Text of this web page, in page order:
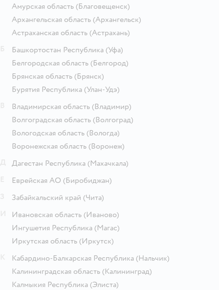
Амурская область (Благовещенск)
Архангельская область (Архангельск)
Астраханская область (Астрахань)
Башкортостан Республика (Уфа)
Белгородская область (Белгород)
Брянская область (Брянск)
Бурятия Республика (Улан-Удэ)
Владимирская область (Владимир)
Волгоградская область (Волгоград)
Вологодская область (Вологда)
Воронежская область (Воронеж)
Дагестан Республика (Махачкала)
Еврейская АО (Биробиджан)
Забайкальский край (Чита)
Ивановская область (Иваново)
Ингушетия Республика (Магас)
Иркутская область (Иркутск)
Кабардино-Балкарская Республика (Нальчик)
Калининградская область (Калининград)
Калмыкия Республика (Элиста)